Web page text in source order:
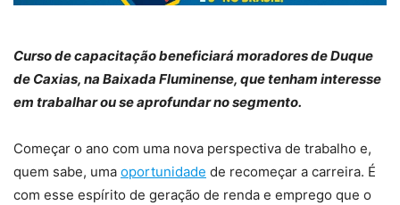
Curso de capacitação beneficiará moradores de Duque
de Caxias, na Baixada Fluminense, que tenham interesse
em trabalhar ou se aprofundar no segmento.
Começar o ano com uma nova perspectiva de trabalho e,
quem sabe, uma oportunidade de recomeçar a carreira. É
com esse espírito de geração de renda e emprego que o